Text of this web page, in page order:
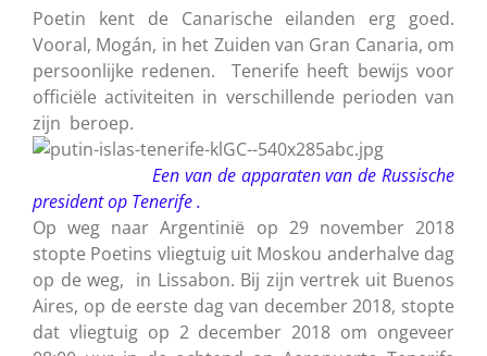
Poetin kent de Canarische eilanden erg goed.
Vooral, Mogán, in het Zuiden van Gran Canaria, om
persoonlijke redenen. Tenerife heeft bewijs voor
officiële activiteiten in verschillende perioden van
zijn beroep.
Een van de apparaten van de Russische
president op Tenerife .
Op weg naar Argentinië op 29 november 2018
stopte Poetins vliegtuig uit Moskou anderhalve dag
op de weg, in Lissabon. Bij zijn vertrek uit Buenos
Aires, op de eerste dag van december 2018, stopte
dat vliegtuig op 2 december 2018 om ongeveer